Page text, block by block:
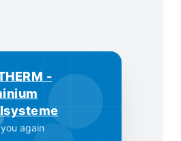
-
again